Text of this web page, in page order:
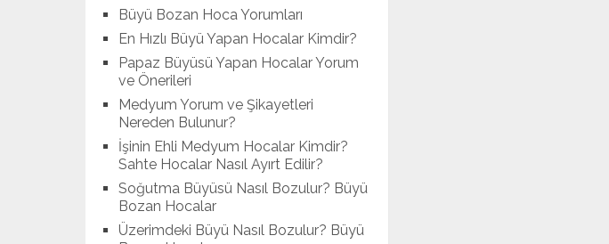
Büyü Bozan Hoca Yorumları
En Hızlı Büyü Yapan Hocalar Kimdir?
Papaz Büyüsü Yapan Hocalar Yorum
ve Önerileri
Medyum Yorum ve Şikayetleri
Nereden Bulunur?
İşinin Ehli Medyum Hocalar Kimdir?
Sahte Hocalar Nasıl Ayırt Edilir?
Soğutma Büyüsü Nasıl Bozulur? Büyü
Bozan Hocalar
Üzerimdeki Büyü Nasıl Bozulur? Büyü